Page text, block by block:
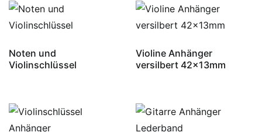
Noten und
Violinschlüssel
Violine Anhänger
versilbert 42x13mm